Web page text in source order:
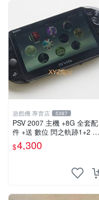
遊戲機 專賣店 5387
PSV 2007 主機 +8G 全套配
件 +送 數位 閃之軌跡1+2 保
修一年 品質有保障
$4,300